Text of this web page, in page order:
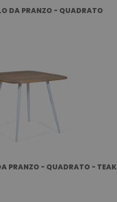
DA PRANZO - QUADRATO
PRANZO - QUADRATO - TEAK